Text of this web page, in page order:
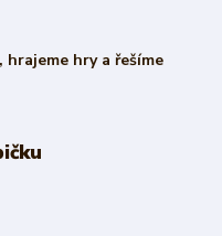
hrajeme hry a řešíme